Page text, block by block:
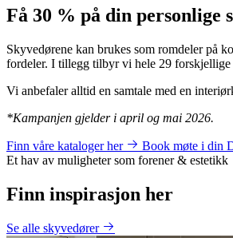
Få 30 % på din personlige
Skyvedørene kan brukes som romdeler på
fordeler. I tillegg tilbyr vi hele 29
Vi anbefaler alltid en samtale med en
*Kampanjen gjelder i april og mai 2026.
Finn våre kataloger her
Book møte i din
Et hav av muligheter som forener & estetikk
Finn inspirasjon her
Se alle skyvedører